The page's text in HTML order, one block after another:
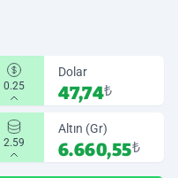
0.25
Dolar
47,74₺
2.59
Altın (Gr)
6.660,55₺